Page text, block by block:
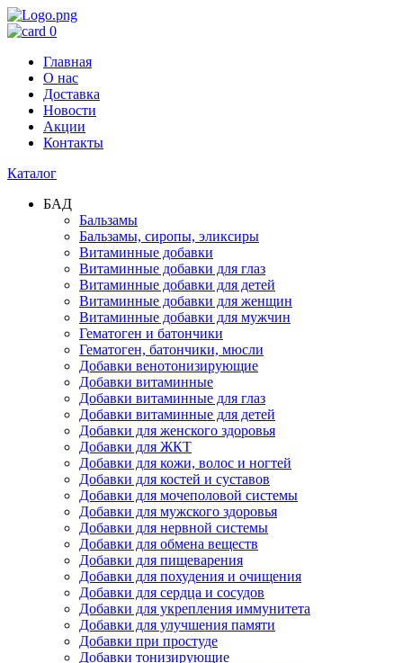
0
Главная
О нас
Доставка
Новости
Акции
Контакты
Каталог
БАД
Бальзамы
Бальзамы, сиропы, эликсиры
Витаминные добавки
Витаминные добавки для глаз
Витаминные добавки для детей
Витаминные добавки для женщин
Витаминные добавки для мужчин
Гематоген и батончики
Гематоген, батончики, мюсли
Добавки венотонизирующие
Добавки витаминные
Добавки витаминные для глаз
Добавки витаминные для детей
Добавки для женского здоровья
Добавки для ЖКТ
Добавки для кожи, волос и ногтей
Добавки для костей и суставов
Добавки для мочеполовой системы
Добавки для мужского здоровья
Добавки для нервной системы
Добавки для обмена веществ
Добавки для пищеварения
Добавки для похудения и очищения
Добавки для сердца и сосудов
Добавки для укрепления иммунитета
Добавки для улучшения памяти
Добавки при простуде
Добавки тонизирующие